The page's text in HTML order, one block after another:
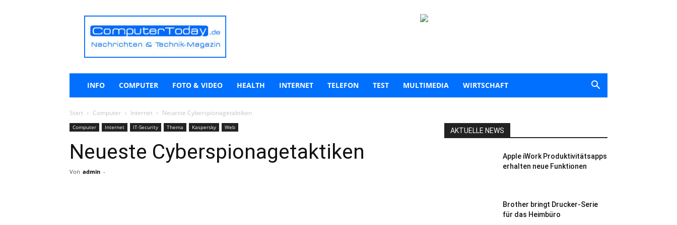
ComputerToday.de
INFO COMPUTER FOTO & VIDEO HEALTH INTERNET TELEFON TEST MULTIMEDIA WIRTSCHAFT
Start Computer Internet Neueste Cyberspionagetaktiken
Computer Internet IT-Security Thema Kaspersky Web
Neueste Cyberspionagetaktiken
Von admin -
AKTUELLE NEWS
Apple iWork Produktivitätsapps
erhalten neue Funktionen
Brother bringt Drucker-Serie
für das Heimbüro